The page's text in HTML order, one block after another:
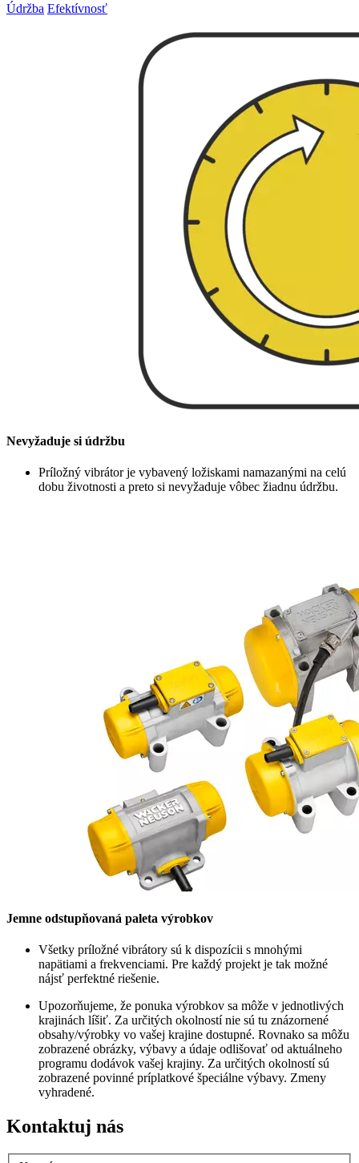
Údržba Efektívnosť
Nevyžaduje si údržbu
Príložný vibrátor je vybavený ložiskami namazanými na celú
dobu životnosti a preto si nevyžaduje vôbec žiadnu údržbu.
Jemne odstupňovaná paleta výrobkov
Všetky príložné vibrátory sú k dispozícii s mnohými
napätiami a frekvenciami. Pre každý projekt je tak možné
nájsť perfektné riešenie.
Upozorňujeme, že ponuka výrobkov sa môže v jednotlivých
krajinách líšiť. Za určitých okolností nie sú tu znázornené
obsahy/výrobky vo vašej krajine dostupné. Rovnako sa môžu
zobrazené obrázky, výbavy a údaje odlišovať od aktuálneho
programu dodávok vašej krajiny. Za určitých okolností sú
zobrazené povinné príplatkové špeciálne výbavy. Zmeny
vyhradené.
Kontaktuj nás